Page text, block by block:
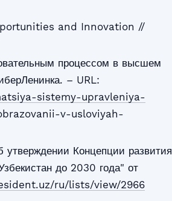
and Innovation //
процессом в высшем
– URL:
sistemy-upravleniya-
v-usloviyah-
утверждении Концепции развития
до 2030 года" от
ru/lists/view/2966